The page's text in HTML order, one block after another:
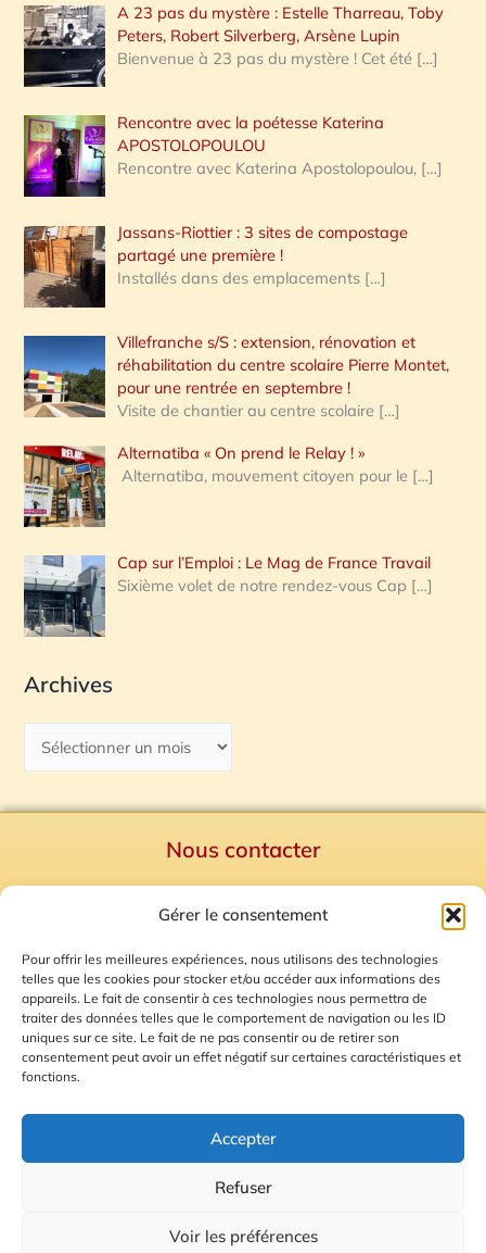
Gérer le consentement
Pour offrir les meilleures expériences, nous utilisons des technologies
telles que les cookies pour stocker et/ou accéder aux informations des
appareils. Le fait de consentir à ces technologies nous permettra de
traiter des données telles que le comportement de navigation ou les ID
uniques sur ce site. Le fait de ne pas consentir ou de retirer son
consentement peut avoir un effet négatif sur certaines caractéristiques et
fonctions.
Accepter
Refuser
Voir les préférences
A 23 pas du mystère : Estelle Tharreau, Toby
Peters, Robert Silverberg, Arsène Lupin
Bienvenue à 23 pas du mystère ! Cet été […]
Rencontre avec la poétesse Katerina
APOSTOLOPOULOU
Rencontre avec Katerina Apostolopoulou, […]
Jassans-Riottier : 3 sites de compostage
partagé une première !
Installés dans des emplacements […]
Villefranche s/S : extension, rénovation et
réhabilitation du centre scolaire Pierre Montet,
pour une rentrée en septembre !
Visite de chantier au centre scolaire […]
Alternatiba « On prend le Relay ! »
Alternatiba, mouvement citoyen pour le […]
Cap sur l’Emploi : Le Mag de France Travail
Sixième volet de notre rendez-vous Cap […]
Archives
Nous contacter
Mentions Légales
Plan du site
Gestion des Cookies
© 2026 Radio Calade